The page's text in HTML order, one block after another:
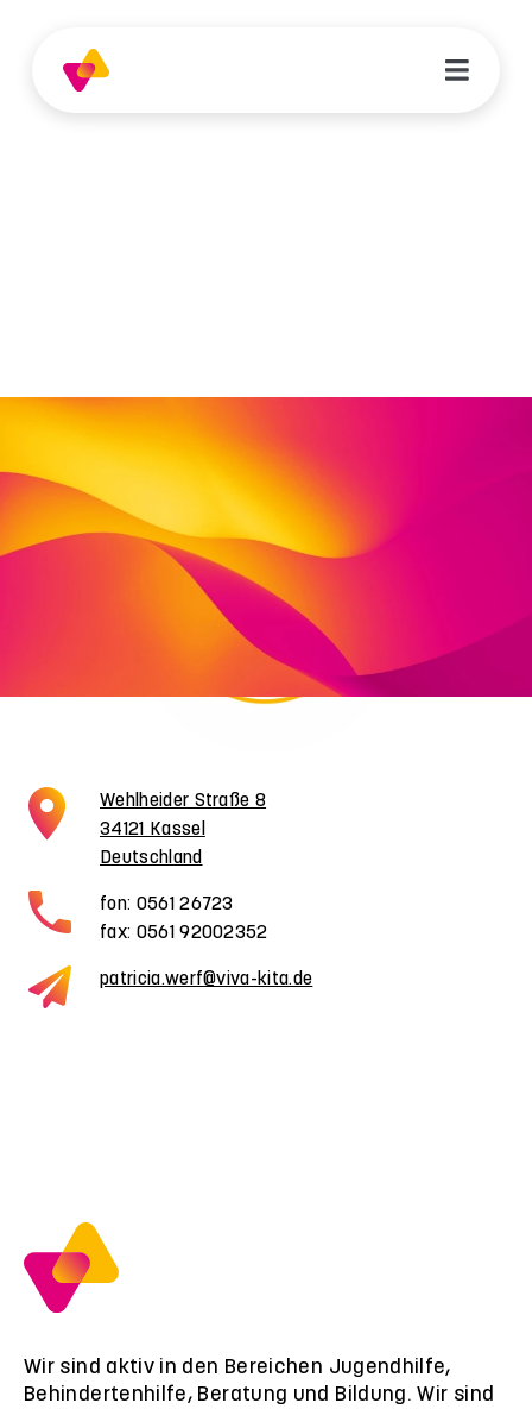
Wehlheider Straße 8
34121 Kassel
Deutschland
fon: 0561 26723
fax: 0561 92002352
patricia.werf@viva-kita.de
Wir sind aktiv in den Bereichen Jugendhilfe,
Behindertenhilfe, Beratung und Bildung. Wir sind